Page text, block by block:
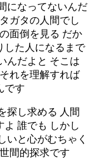
になってないんだ
ガタの人間でし
面倒を見る だか
した人になるまで
んだよと そこは
れを理解すれば
です
探し求める 人間
よ 誰でも しかし
いと心がむちゃく
間的探求です